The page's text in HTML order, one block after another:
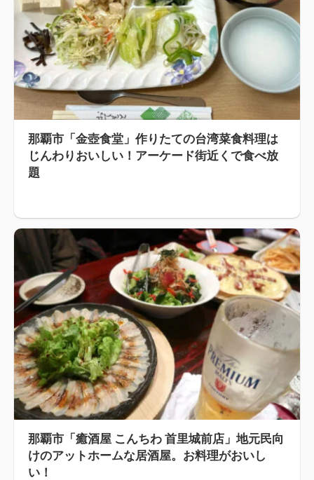
那覇市「金壺食堂」作りたての台湾菜食料理は
じんわりおいしい！アーケード街近くで食べ放
題
那覇市「癒酒屋 こんちわ 首里城前店」地元民向
けのアットホームな居酒屋。お料理がおいし
い！